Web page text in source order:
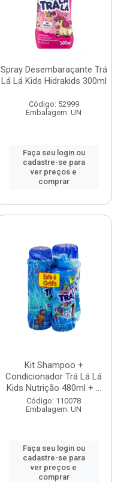
Spray Desembaraçante Trá
Lá Lá Kids Hidrakids 300ml
Código: 52999
Embalagem: UN
Faça seu login ou
cadastre-se para
ver preços e
comprar
Kit Shampoo +
Condicionador Trá Lá Lá
Kids Nutrição 480ml + ...
Código: 110078
Embalagem: UN
Faça seu login ou
cadastre-se para
ver preços e
comprar